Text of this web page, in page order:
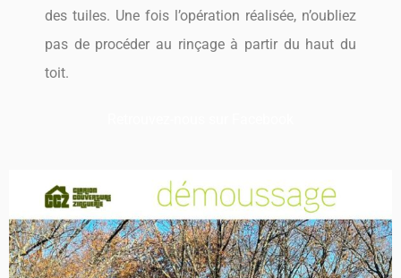
des tuiles. Une fois l’opération réalisée, n’oubliez
pas de procéder au rinçage à partir du haut du
toit.